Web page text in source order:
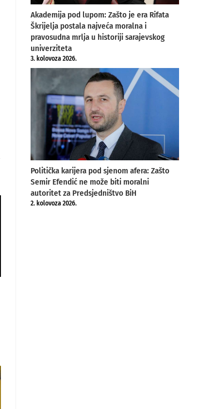
Akademija pod lupom: Zašto je era Rifata
Škrijelja postala najveća moralna i
pravosudna mrlja u historiji sarajevskog
univerziteta
3. kolovoza 2026.
Politička karijera pod sjenom afera: Zašto
Semir Efendić ne može biti moralni
autoritet za Predsjedništvo BiH
2. kolovoza 2026.